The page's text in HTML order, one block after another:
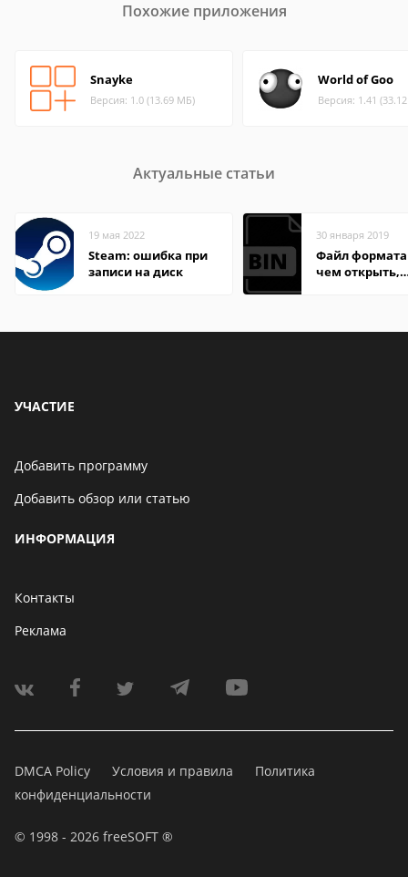
Похожие приложения
Snayke
Версия: 1.0 (13.69 МБ)
World of Goo
Версия: 1.41
Актуальные статьи
19 мая 2022
Steam: ошибка при
записи на диск
30 января 2019
Файл формата
чем открыть,
УЧАСТИЕ
Добавить программу
Добавить обзор или статью
ИНФОРМАЦИЯ
Контакты
Реклама
DMCA Policy Условия и правила
Политика
конфиденциальности
© 1998 - 2026 freeSOFT ®